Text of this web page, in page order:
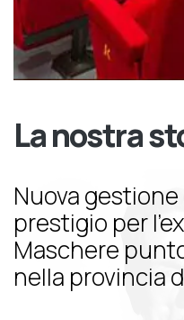
La nostra
Nuova
prestigio per
Maschere
nella provincia